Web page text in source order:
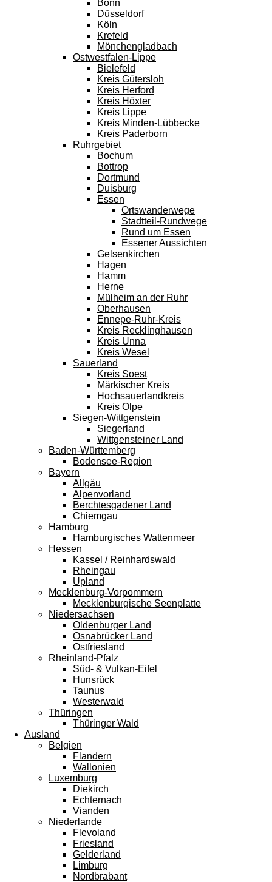
Bonn
Düsseldorf
Köln
Krefeld
Mönchengladbach
Ostwestfalen-Lippe
Bielefeld
Kreis Gütersloh
Kreis Herford
Kreis Höxter
Kreis Lippe
Kreis Minden-Lübbecke
Kreis Paderborn
Ruhrgebiet
Bochum
Bottrop
Dortmund
Duisburg
Essen
Ortswanderwege
Stadtteil-Rundwege
Rund um Essen
Essener Aussichten
Gelsenkirchen
Hagen
Hamm
Herne
Mülheim an der Ruhr
Oberhausen
Ennepe-Ruhr-Kreis
Kreis Recklinghausen
Kreis Unna
Kreis Wesel
Sauerland
Kreis Soest
Märkischer Kreis
Hochsauerlandkreis
Kreis Olpe
Siegen-Wittgenstein
Siegerland
Wittgensteiner Land
Baden-Württemberg
Bodensee-Region
Bayern
Allgäu
Alpenvorland
Berchtesgadener Land
Chiemgau
Hamburg
Hamburgisches Wattenmeer
Hessen
Kassel / Reinhardswald
Rheingau
Upland
Mecklenburg-Vorpommern
Mecklenburgische Seenplatte
Niedersachsen
Oldenburger Land
Osnabrücker Land
Ostfriesland
Rheinland-Pfalz
Süd- & Vulkan-Eifel
Hunsrück
Taunus
Westerwald
Thüringen
Thüringer Wald
Ausland
Belgien
Flandern
Wallonien
Luxemburg
Diekirch
Echternach
Vianden
Niederlande
Flevoland
Friesland
Gelderland
Limburg
Nordbrabant